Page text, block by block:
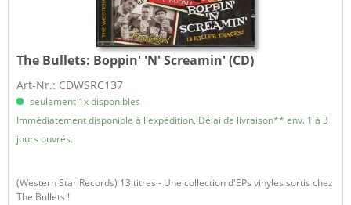
The Bullets: Boppin' 'N' Screamin' (CD)
Art-Nr.: CDWSRC137
seulement 1x disponibles
Immédiatement disponible à l'expédition, Délai de livraison** env. 1 à 3
jours ouvrés.
(Western Star Records) 13 titres - Une collection d'EPs vinyles sortis chez
The Bullets !